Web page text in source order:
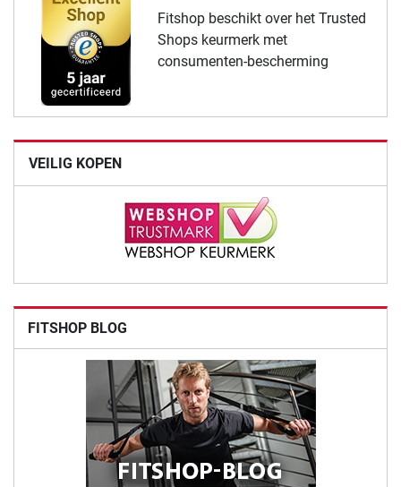
Fitshop beschikt over het Trusted
Shops keurmerk met
consumenten-bescherming
VEILIG KOPEN
FITSHOP BLOG